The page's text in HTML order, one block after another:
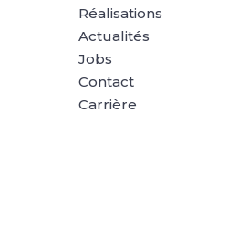
Réalisations
Actualités
Jobs
Contact
Carrière